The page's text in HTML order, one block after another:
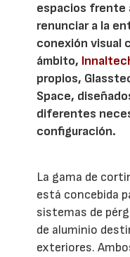
espacios frente
renunciar a la
conexión visual
ámbito,
propios,
Space,
diferentes
configuración.
La gama de
está concebida
sistemas de
de aluminio
exteriores.